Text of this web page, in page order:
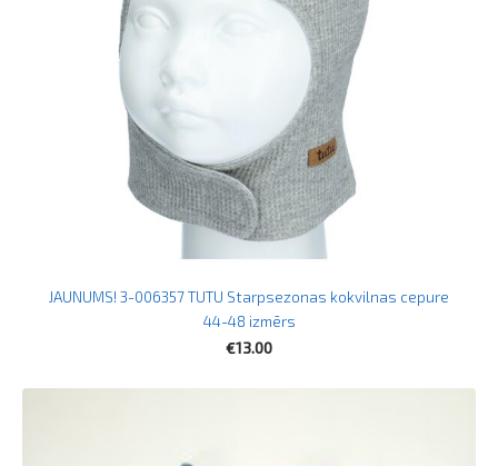
JAUNUMS! 3-006357 TUTU Starpsezonas kokvilnas cepure
44-48 izmērs
€13.00